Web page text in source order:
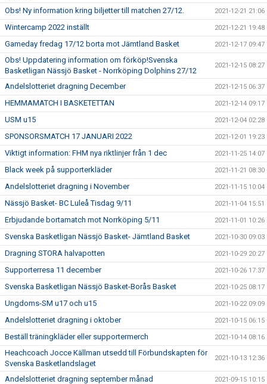
Obs! Ny information kring biljetter till matchen 27/12. 2021-12-21 21:06
Wintercamp 2022 inställt 2021-12-21 19:48
Gameday fredag 17/12 borta mot Jämtland Basket 2021-12-17 09:47
Obs! Uppdatering information om förköp!Svenska
Basketligan Nässjö Basket - Norrköping Dolphins 27/12
2021-12-15 08:27
Andelslotteriet dragning December 2021-12-15 06:37
HEMMAMATCH I BASKETETTAN 2021-12-14 09:17
USM u15 2021-12-04 02:28
SPONSORSMATCH 17 JANUARI 2022 2021-12-01 19:23
Viktigt information: FHM nya riktlinjer från 1 dec 2021-11-25 14:07
Black week på supporterkläder 2021-11-21 08:30
Andelslotteriet dragning i November 2021-11-15 10:04
Nässjö Basket- BC Luleå Tisdag 9/11 2021-11-04 15:51
Erbjudande bortamatch mot Norrköping 5/11 2021-11-01 10:26
Svenska Basketligan Nässjö Basket- Jämtland Basket 2021-10-30 09:03
Dragning STORA halvapotten 2021-10-29 20:27
Supporterresa 11 december 2021-10-26 17:37
Svenska Basketligan Nässjö Basket-Borås Basket 2021-10-25 08:17
Ungdoms-SM u17 och u15 2021-10-22 09:09
Andelslotteriet dragning i oktober 2021-10-15 06:15
Beställ träningkläder eller supportermerch 2021-10-14 08:16
Heachcoach Jocce Källman utsedd till Förbundskapten för
Svenska Basketlandslaget
2021-10-13 12:36
Andelslotteriet dragning september månad 2021-09-15 10:15